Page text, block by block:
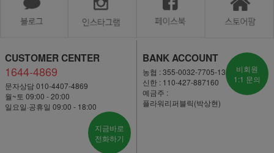
CUSTOMER CENTER
1644-4869
문자상담 010-4407-4869
월~토 09:00 - 20:00
일요일·공휴일 09:00 - 18:00
지금바로
전화하기
BANK ACCOUNT
농협 : 355-0032-7705-13
신한 : 110-427-887160
예금주 :
플라워리퍼블릭(박상현)
비회원
1:1 문의